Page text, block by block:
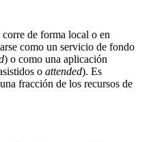
de forma local o en
como un servicio de fondo
) o como una aplicación
o attended). Es
fracción de los recursos de